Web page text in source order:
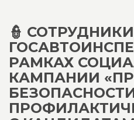
👮 СОТРУДНИКИ
РАМКАХ
КАМПАНИИ